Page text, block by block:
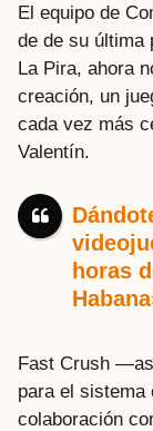
El equipo de
de de su última
La Pira, ahora
creación, un
cada vez más
Valentín.
horas
Fast Crush —
para el sistema
colaboración